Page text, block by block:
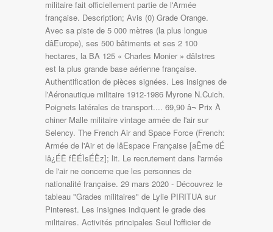
militaire fait officiellement partie de l'Armée
française. Description; Avis (0) Grade Orange.
Avec sa piste de 5 000 mètres (la plus longue
dâEurope), ses 500 bâtiments et ses 2 100
hectares, la BA 125 « Charles Monier » dâIstres
est la plus grande base aérienne française.
Authentification de pièces signées. Les insignes de
l'Aéronautique militaire 1912-1986 Myrone N.Cuich.
Poignets latérales de transport.... 69,90 â¬ Prix À
chiner Malle militaire vintage armée de l'air sur
Selency. The French Air and Space Force (French:
Armée de l'Air et de lâEspace Française [aÊme dÉ
lâ¿ÉÊ fÊÉÌsÉËz]; lit. Le recrutement dans l'armée
de l'air ne concerne que les personnes de
nationalité française. 29 mars 2020 - Découvrez le
tableau "Grades militaires" de Lylie PIRITUA sur
Pinterest. Les insignes indiquent le grade des
militaires. Activités principales Seul l'officier de